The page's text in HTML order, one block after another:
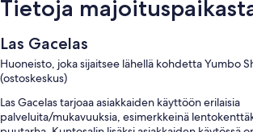
Tietoja
Las Gacelas
Huoneisto, joka sijaitsee lähellä kohdetta Yumbo
(ostoskeskus)
Las Gacelas tarjoaa asiakkaiden käyttöön erilaisia
palveluita/mukavuuksia, esimerkkeinä